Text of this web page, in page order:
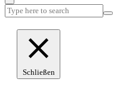
Schließen